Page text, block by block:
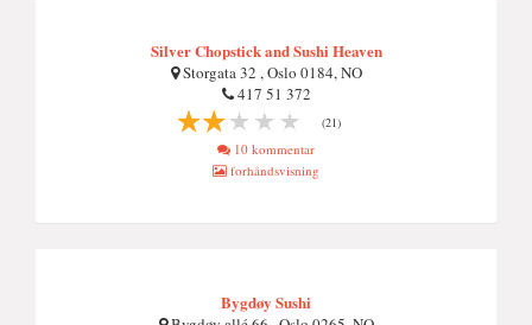
Silver Chopstick and Sushi Heaven
Storgata 32 , Oslo 0184, NO
417 51 372
(21)
10 kommentar
forhåndsvisning
Bygdøy Sushi